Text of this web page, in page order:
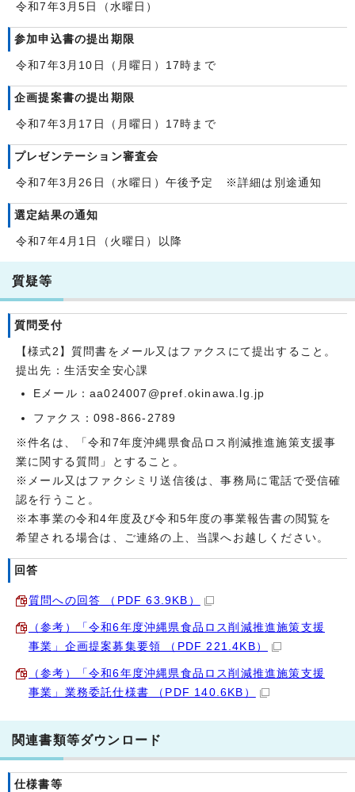
令和7年3月5日（水曜日）
参加申込書の提出期限
令和7年3月10日（月曜日）17時まで
企画提案書の提出期限
令和7年3月17日（月曜日）17時まで
プレゼンテーション審査会
令和7年3月26日（水曜日）午後予定 ※詳細は別途通知
選定結果の通知
令和7年4月1日（火曜日）以降
質疑等
質問受付
【様式2】質問書をメール又はファクスにて提出すること。
提出先：生活安全安心課
Eメール：aa024007@pref.okinawa.lg.jp
ファクス：098-866-2789
※件名は、「令和7年度沖縄県食品ロス削減推進施策支援事
業に関する質問」とすること。
※メール又はファクシミリ送信後は、事務局に電話で受信確
認を行うこと。
※本事業の令和4年度及び令和5年度の事業報告書の閲覧を
希望される場合は、ご連絡の上、当課へお越しください。
回答
質問への回答 （PDF 63.9KB）
（参考）「令和6年度沖縄県食品ロス削減推進施策支援
事業」企画提案募集要領 （PDF 221.4KB）
（参考）「令和6年度沖縄県食品ロス削減推進施策支援
事業」業務委託仕様書 （PDF 140.6KB）
関連書類等ダウンロード
仕様書等